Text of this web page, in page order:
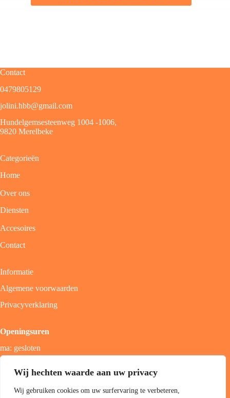
Wij hechten waarde aan uw privacy
Wij gebruiken cookies om uw surfervaring te verbeteren,
Contact
0479805129
jolini.hbb@gmail.com
Hundelgemsesteenweg 1004 -1006,
9820 Merelbeke
Categorieën
Home
Over ons
Diensten
Accesoires
Contact
Informatie
Algemene voorwaarden
Privacyverklaring
Openingsuren
ma: gesloten